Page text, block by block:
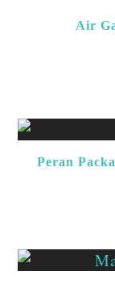
k
Air
Peran